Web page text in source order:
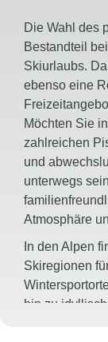
Die Wahl des
Bestandteil
Skiurlaubs.
ebenso eine
Möchten Sie
zahlreichen
und
unterwegs
Atmosphäre
In den Alpen
Skiregionen
hin zu